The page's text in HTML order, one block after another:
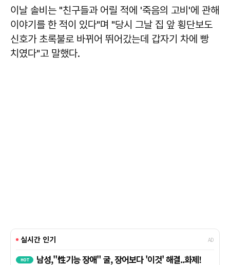
이날 솔비는 "친구들과 어릴 적에 '죽음의 고비'에 관해
이야기를 한 적이 있다"며 "당시 그날 집 앞 횡단보도
신호가 초록불로 바뀌어 뛰어갔는데 갑자기 차에 빵
치였다"고 말했다.